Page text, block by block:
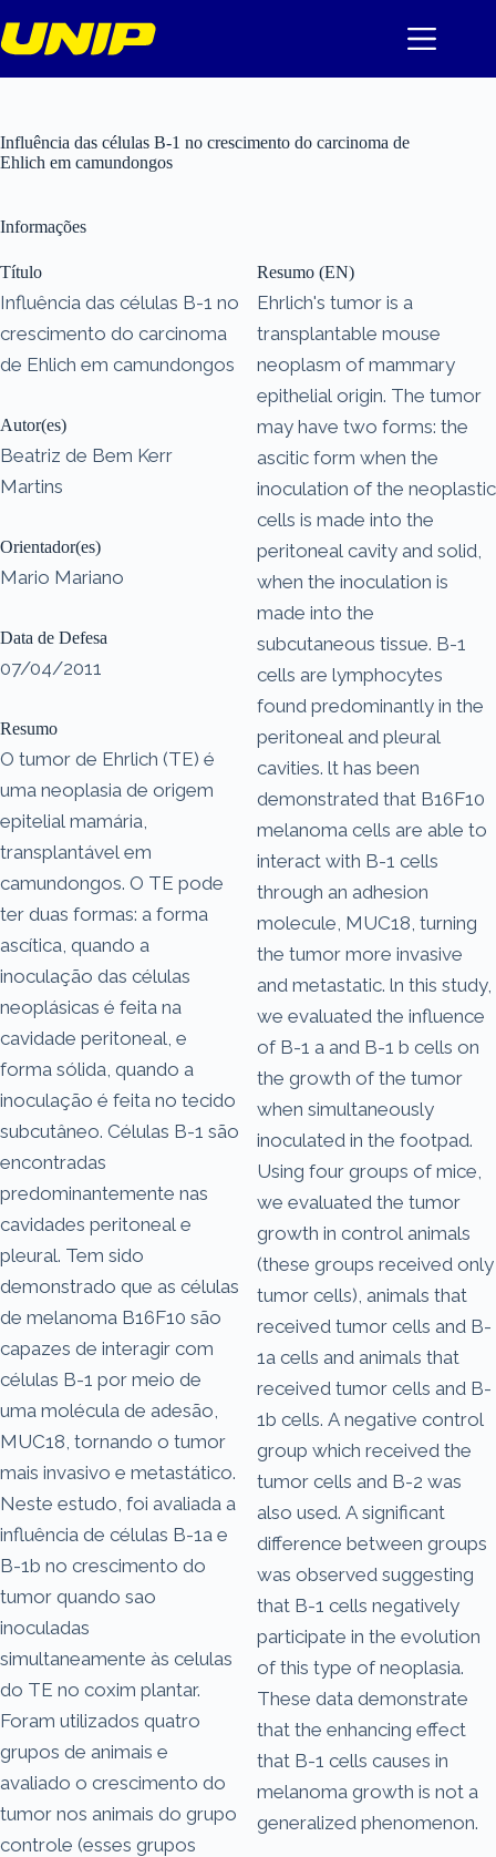
para
o
Influência das células B-1 no crescimento do carcinoma de
Ehlich em camundongos
Informações
Título
Influência das células B-1 no
crescimento do carcinoma
de Ehlich em camundongos
Autor(es)
Beatriz de Bem Kerr
Martins
Orientador(es)
Mario Mariano
Data de Defesa
07/04/2011
Resumo
O tumor de Ehrlich (TE) é
uma neoplasia de origem
epitelial mamária,
transplantável em
camundongos. O TE pode
ter duas formas: a forma
ascítica, quando a
inoculação das células
neoplásicas é feita na
cavidade peritoneal, e
forma sólida, quando a
inoculação é feita no tecido
subcutâneo. Células B-1 são
encontradas
predominantemente nas
cavidades peritoneal e
pleural. Tem sido
demonstrado que as células
de melanoma B16F10 são
capazes de interagir com
células B-1 por meio de
uma molécula de adesão,
MUC18, tornando o tumor
mais invasivo e metastático.
Neste estudo, foi avaliada a
influência de células B-1a e
B-1b no crescimento do
tumor quando sao
inoculadas
simultaneamente às celulas
do TE no coxim plantar.
Foram utilizados quatro
grupos de animais e
avaliado o crescimento do
tumor nos animais do grupo
controle (esses grupos
Resumo (EN)
Ehrlich's tumor is a
transplantable mouse
neoplasm of mammary
epithelial origin. The tumor
may have two forms: the
ascitic form when the
inoculation of the neoplastic
cells is made into the
peritoneal cavity and solid,
when the inoculation is
made into the
subcutaneous tissue. B-1
cells are lymphocytes
found predominantly in the
peritoneal and pleural
cavities. lt has been
demonstrated that B16F10
melanoma cells are able to
interact with B-1 cells
through an adhesion
molecule, MUC18, turning
the tumor more invasive
and metastatic. ln this study,
we evaluated the influence
of B-1 a and B-1 b cells on
the growth of the tumor
when simultaneously
inoculated in the footpad.
Using four groups of mice,
we evaluated the tumor
growth in control animals
(these groups received only
tumor cells), animals that
received tumor cells and B-
1a cells and animals that
received tumor cells and B-
1b cells. A negative control
group which received the
tumor cells and B-2 was
also used. A significant
difference between groups
was observed suggesting
that B-1 cells negatively
participate in the evolution
of this type of neoplasia.
These data demonstrate
that the enhancing effect
that B-1 cells causes in
melanoma growth is not a
generalized phenomenon.